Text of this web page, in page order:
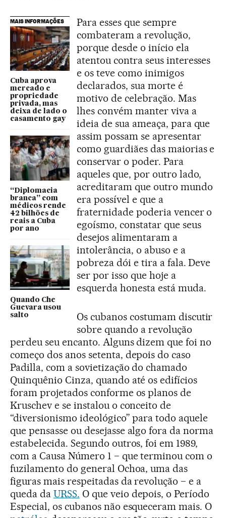
MAIS INFORMAÇÕES
Cuba aprova
mercado e
propriedade
privada, mas
deixa de lado o
casamento gay
“Diplomacia
branca” com
médicos rende
42 bilhões de
reais a Cuba
por ano
Quando Che
Guevara usou
salto
Para esses que sempre
combateram a revolução,
porque desde o início ela
atentou contra seus interesses
e os teve como inimigos
declarados, sua morte é
motivo de celebração. Mas
lhes convém manter viva a
ideia de sua ameaça, para que
assim possam se apresentar
como guardiães das maiorias e
conservar o poder. Para
aqueles que, por outro lado,
acreditaram que outro mundo
era possível e que a
fraternidade poderia vencer o
egoísmo, constatar que seus
desejos alimentaram a
intolerância, o abuso e a
pobreza dói e tira a fala. Deve
ser por isso que hoje a
esquerda honesta está muda.
Os cubanos costumam discutir
sobre quando a revolução
perdeu seu encanto. Alguns dizem que foi no
começo dos anos setenta, depois do caso
Padilla, com a sovietização do chamado
Quinquênio Cinza, quando até os edifícios
foram projetados conforme os planos de
Kruschev e se instalou o conceito de
“diversionismo ideológico” para todo aquele
que pensasse ou desejasse algo fora da norma
estabelecida. Segundo outros, foi em 1989,
com a Causa Número 1 − que terminou com o
fuzilamento do general Ochoa, uma das
figuras mais respeitadas da revolução − e a
queda da URSS. O que veio depois, o Período
Especial, os cubanos não esqueceram mais. O